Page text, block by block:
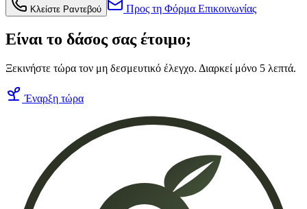
Κλείστε Ραντεβού Προς τη Φόρμα Επικοινωνίας
Είναι το δάσος σας έτοιμο;
Ξεκινήστε τώρα τον μη δεσμευτικό έλεγχο. Διαρκεί μόνο 5 λεπτά.
Έναρξη τώρα